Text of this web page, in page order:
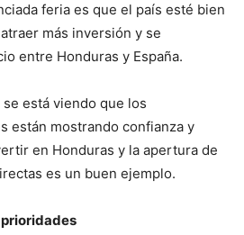
feria es que el país esté bien
más inversión y se
entre Honduras y España.
está viendo que los
están mostrando confianza y
en Honduras y la apertura de
es un buen ejemplo.